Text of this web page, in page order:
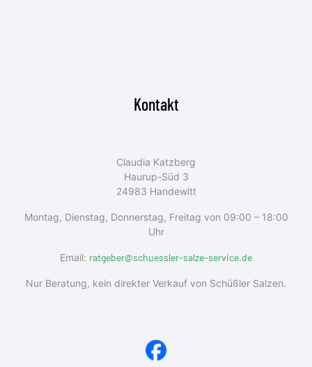
Kontakt
Claudia Katzberg
Haurup-Süd 3
24983 Handewitt
Montag, Dienstag, Donnerstag, Freitag von 09:00 – 18:00
Uhr
Email: ratgeber@schuessler-salze-service.de
Nur Beratung, kein direkter Verkauf von Schüßler Salzen.